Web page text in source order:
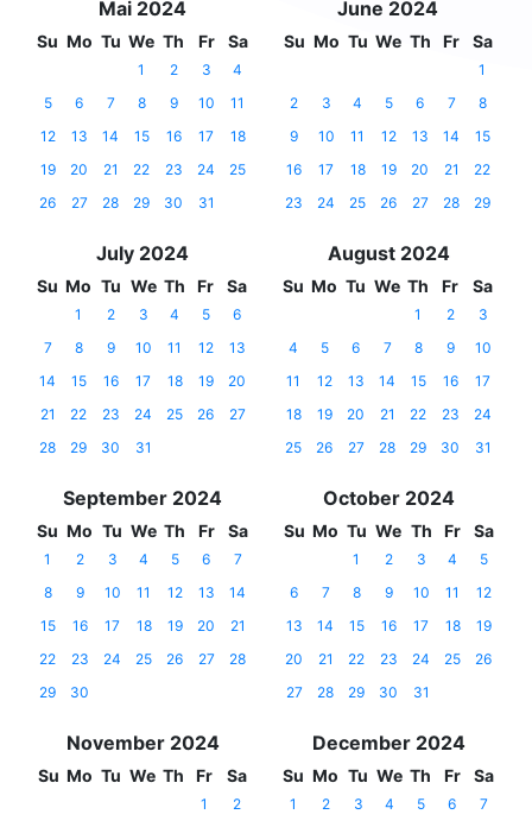
Mai 2024
Su Mo Tu We Th Fr Sa
1 2 3
4
5
6 7 8 9 10
11
12
13 14 15 16 17
18
19
20 21 22 23 24
25
26
27 28 29 30 31
June 2024
Su Mo Tu We Th Fr Sa
1
2
3 4 5 6 7
8
9
10 11 12 13 14
15
16
17 18 19 20 21
22
23
24 25 26 27 28 29
July 2024
Su Mo Tu We Th Fr Sa
1 2 3 4 5
6
7
8 9 10 11 12
13
14
15 16 17 18 19
20
21
22 23 24 25 26
27
28
29 30 31
August 2024
Su Mo Tu We Th Fr Sa
1 2
3
4
5 6 7 8 9
10
11
12 13 14 15 16
17
18
19 20 21 22 23
24
25
26 27 28 29 30 31
September 2024
Su Mo Tu We Th Fr Sa
1 2 3 4 5 6
7
8
9 10 11 12 13
14
15
16 17 18 19 20
21
22
23 24 25 26 27
28
29
30
October 2024
Su Mo Tu We Th Fr Sa
1 2 3 4
5
6
7 8 9 10 11
12
13
14 15 16 17 18
19
20
21 22 23 24 25
26
27
28 29 30 31
November 2024
Su Mo Tu We Th Fr Sa
1
2
December 2024
Su Mo Tu We Th Fr Sa
1 2 3 4 5 6
7